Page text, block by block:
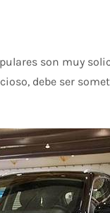
son muy
debe ser